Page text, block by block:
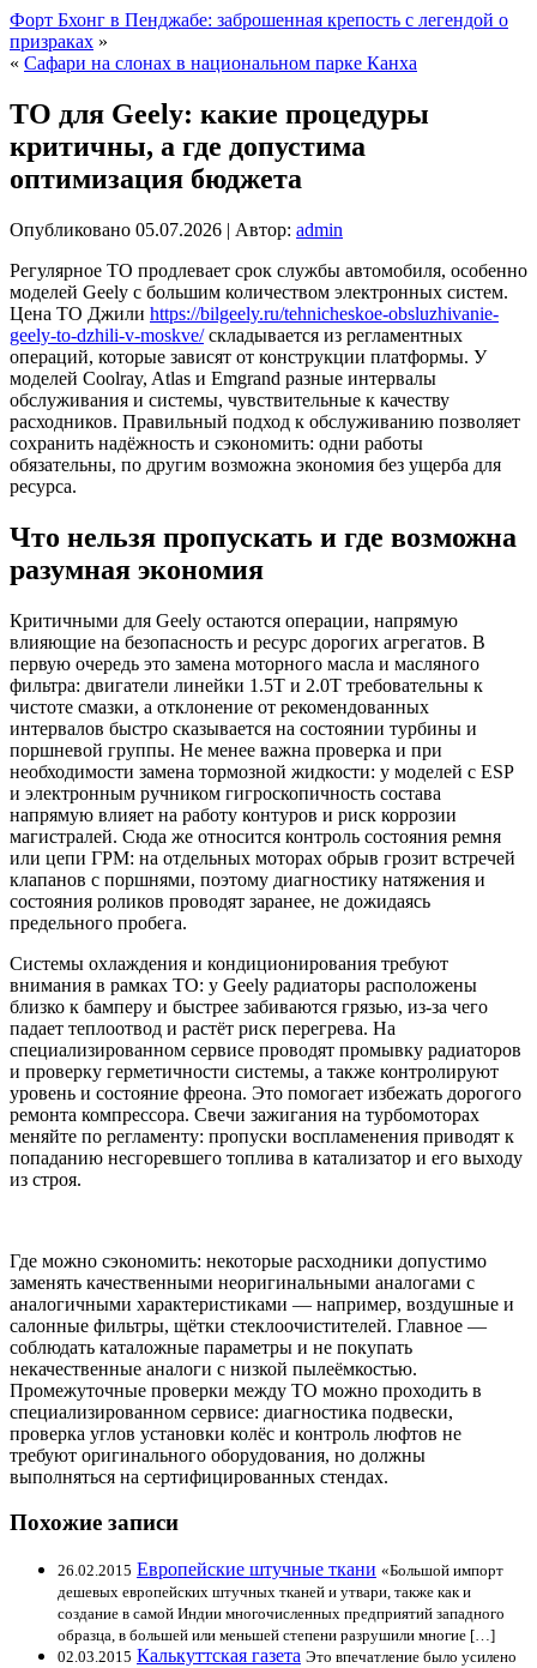
Форт Бхонг в Пенджабе: заброшенная крепость с легендой о
призраках »
« Сафари на слонах в национальном парке Канха
ТО для Geely: какие процедуры
критичны, а где допустима
оптимизация бюджета
Опубликовано 05.07.2026 | Автор: admin
Регулярное ТО продлевает срок службы автомобиля, особенно
моделей Geely с большим количеством электронных систем.
Цена ТО Джили https://bilgeely.ru/tehnicheskoe-obsluzhivanie-
geely-to-dzhili-v-moskve/складывается из регламентных
операций, которые зависят от конструкции платформы. У
моделей Coolray, Atlas и Emgrand разные интервалы
обслуживания и системы, чувствительные к качеству
расходников. Правильный подход к обслуживанию позволяет
сохранить надёжность и сэкономить: одни работы
обязательны, по другим возможна экономия без ущерба для
ресурса.
Что нельзя пропускать и где возможна
разумная экономия
Критичными для Geely остаются операции, напрямую
влияющие на безопасность и ресурс дорогих агрегатов. В
первую очередь это замена моторного масла и масляного
фильтра: двигатели линейки 1.5T и 2.0T требовательны к
чистоте смазки, а отклонение от рекомендованных
интервалов быстро сказывается на состоянии турбины и
поршневой группы. Не менее важна проверка и при
необходимости замена тормозной жидкости: у моделей с ESP
и электронным ручником гигроскопичность состава
напрямую влияет на работу контуров и риск коррозии
магистралей. Сюда же относится контроль состояния ремня
или цепи ГРМ: на отдельных моторах обрыв грозит встречей
клапанов с поршнями, поэтому диагностику натяжения и
состояния роликов проводят заранее, не дожидаясь
предельного пробега.
Системы охлаждения и кондиционирования требуют
внимания в рамках ТО: у Geely радиаторы расположены
близко к бамперу и быстрее забиваются грязью, из-за чего
падает теплоотвод и растёт риск перегрева. На
специализированном сервисе проводят промывку радиаторов
и проверку герметичности системы, а также контролируют
уровень и состояние фреона. Это помогает избежать дорогого
ремонта компрессора. Свечи зажигания на турбомоторах
меняйте по регламенту: пропуски воспламенения приводят к
попаданию несгоревшего топлива в катализатор и его выходу
из строя.
Где можно сэкономить: некоторые расходники допустимо
заменять качественными неоригинальными аналогами с
аналогичными характеристиками — например, воздушные и
салонные фильтры, щётки стеклоочистителей. Главное —
соблюдать каталожные параметры и не покупать
некачественные аналоги с низкой пылеёмкостью.
Промежуточные проверки между ТО можно проходить в
специализированном сервисе: диагностика подвески,
проверка углов установки колёс и контроль люфтов не
требуют оригинального оборудования, но должны
выполняться на сертифицированных стендах.
Похожие записи
26.02.2015 Европейские штучные ткани «Большой импорт
дешевых европейских штучных тканей и утвари, также как и
создание в самой Индии многочисленных предприятий западного
образца, в большей или меньшей степени разрушили многие […]
02.03.2015 Калькуттская газета Это впечатление было усилено